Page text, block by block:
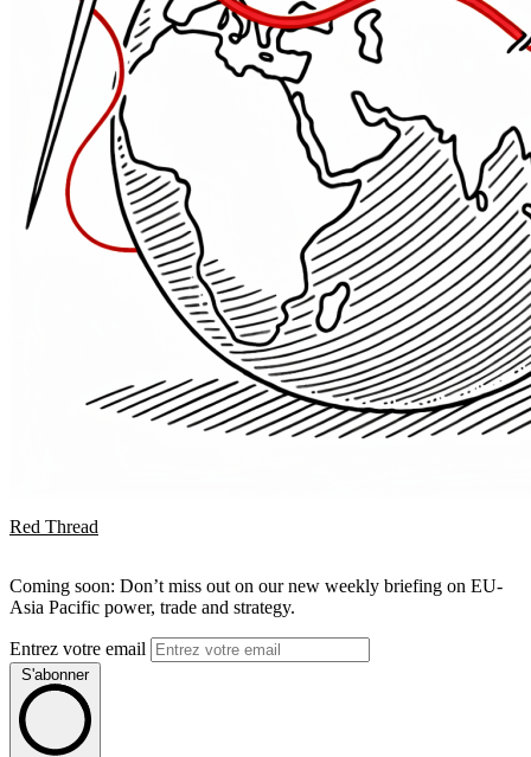
Red Thread
Coming soon: Don’t miss out on our new weekly briefing on EU-
Asia Pacific power, trade and strategy.
Entrez votre email
S'abonner